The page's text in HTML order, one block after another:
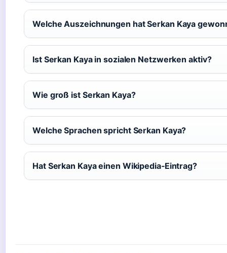
Welche Auszeichnungen hat Serkan Kaya
Ist Serkan Kaya in sozialen Netzwerken aktiv?
Wie groß ist Serkan Kaya?
Welche Sprachen spricht Serkan Kaya?
Hat Serkan Kaya einen Wikipedia‑Eintrag?